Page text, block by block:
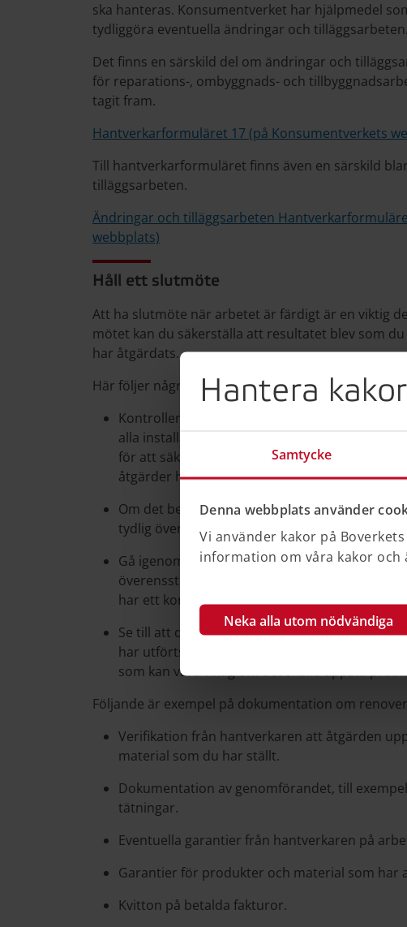
Hantera kakor
Samtycke
Denna webbplats använder
Vi använder kakor på
information om våra kakor
Neka alla utom nödvändiga
ska hanteras. Konsumentverket har hjälpmedel
tydliggöra eventuella ändringar och tilläggsarbeten.
Det finns en särskild del om ändringar och
för reparations-, ombyggnads- och
tagit fram.
Hantverkarformuläret 17 (på Konsumentverkets
Till hantverkarformuläret finns även en särskild
tilläggsarbeten.
Ändringar och tilläggsarbeten
webbplats)
Håll ett slutmöte
Att ha slutmöte när arbetet är färdigt är en viktig
mötet kan du säkerställa att resultatet blev som
har åtgärdats.
Här följer några exempel på punkter som kan vara
Kontrollera och utvärdera resultatet av de
alla installationer fungerar. Gå igenom arbetet
för att säkerställa att arbetet har utförts enligt
åtgärder har genomförts.
Om det behövs åtgärder eller justeringar efter
tydlig överenskommelse om när och hur de
Gå igenom sluträkningen för
överensstämmer med avtalet och att
har ett korrekt pris.
Se till att du får all dokumentation om
har utförts. Spara dokumenten, eftersom de
som kan vara viktig om det skulle uppstå
Följande är exempel på dokumentation om
Verifikation från hantverkaren att åtgärden
material som du har ställt.
Dokumentation av genomförandet, till
tätningar.
Eventuella garantier från hantverkaren på
Garantier för produkter och material som har
Kvitton på betalda fakturor.